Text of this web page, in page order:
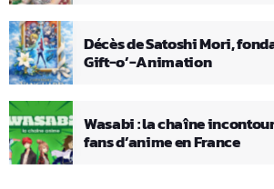
Décès de Satoshi Mori,
Gift-o’-Animation
Wasabi : la chaîne
fans d’anime en France